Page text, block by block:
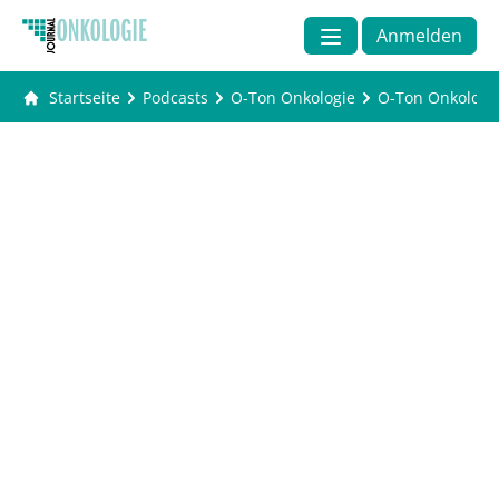
Anmelden
Startseite Podcasts O-Ton Onkologie O-Ton